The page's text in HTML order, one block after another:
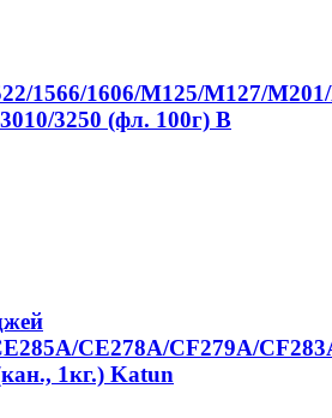
1566/1606/M125/M127/
3250 (фл. 100г) B
CE278A/CF279A/
1кг.) Katun